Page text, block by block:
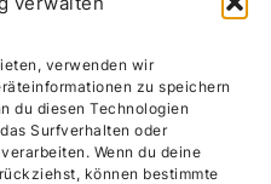
verwenden wir
zu speichern
du diesen Technologien
Surfverhalten oder
Wenn du deine
können bestimmte